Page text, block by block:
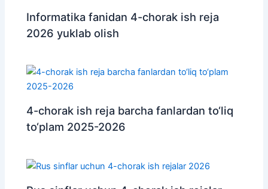
Informatika fanidan 4-chorak ish reja
2026 yuklab olish
4-chorak ish reja barcha fanlardan to‘liq
to‘plam 2025-2026